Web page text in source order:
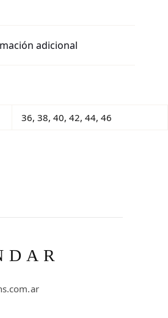
adicional
36, 38, 40, 42, 44, 46